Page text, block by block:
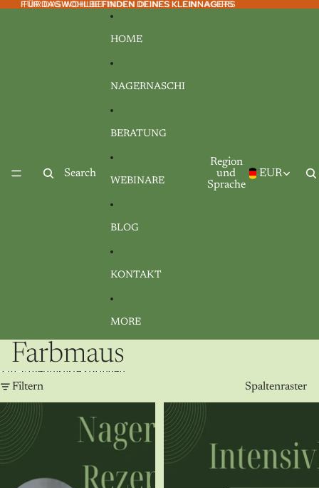
FÜR DAS WOHLBEFINDEN DEINES KLEINNAGERS
FÜR DAS WOHLBEFINDEN DEINES KLEINNAGERS
Search
HOME
NAGERNASCHI
BERATUNG
WEBINARE
BLOG
KONTAKT
MORE
Region
und
Sprache
EUR
Farbmaus
Zur Ergebnisliste springen
Filtern
Spaltenraster